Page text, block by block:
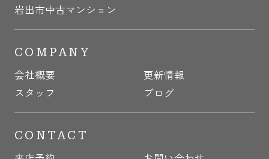
岩出市中古マンション
COMPANY
会社概要
更新情報
スタッフ
ブログ
CONTACT